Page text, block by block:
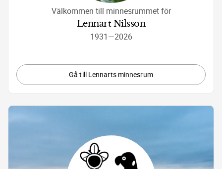
Välkommen till minnesrummet för
Lennart Nilsson
1931—2026
Gå till Lennarts minnesrum